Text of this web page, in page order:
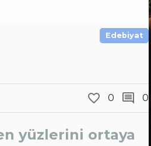
Edebiyat
0 0
yüzlerini ortaya